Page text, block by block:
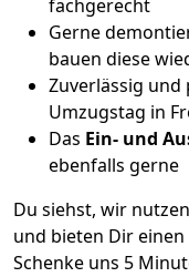
fachgerecht
Gerne
bauen diese
Zuverlässig
Umzugstag in
Das Ein- und
ebenfalls gerne
Du siehst, wir
und bieten Dir
Schenke uns 5